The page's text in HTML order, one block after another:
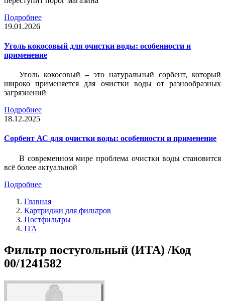
Подробнее
19.01.2026
Уголь кокосовый для очистки воды: особенности и
применение
Уголь кокосовый – это натуральный сорбент, который
широко применяется для очистки воды от разнообразных
загрязнений
Подробнее
18.12.2025
Сорбент АС для очистки воды: особенности и применение
В современном мире проблема очистки воды становится
всё более актуальной
Подробнее
Главная
Картриджи для фильтров
Постфильтры
ITA
Фильтр постугольный (ИТА) /Код
00/1241582